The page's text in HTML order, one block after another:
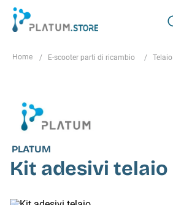
E-scooter parti di ricambio Telaio
PLATUM
Kit adesivi telaio